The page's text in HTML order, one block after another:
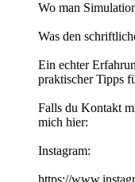
Wo man
Was den
Ein echter
praktischer Tipps
Falls du Kontakt
mich hier:
Instagram: